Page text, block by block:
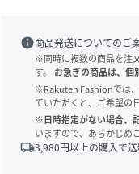
info商品発送についてのご
※同時に複数の商品を注
す。
お急ぎの商品は、個
※Rakuten Fashionでは
ていただくと、ご希望の
※日時指定がない場合、
いますので、あらかじめ
local_shipping3,980円以上の購入で